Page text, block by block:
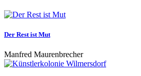
Der Rest ist Mut
Manfred Maurenbrecher